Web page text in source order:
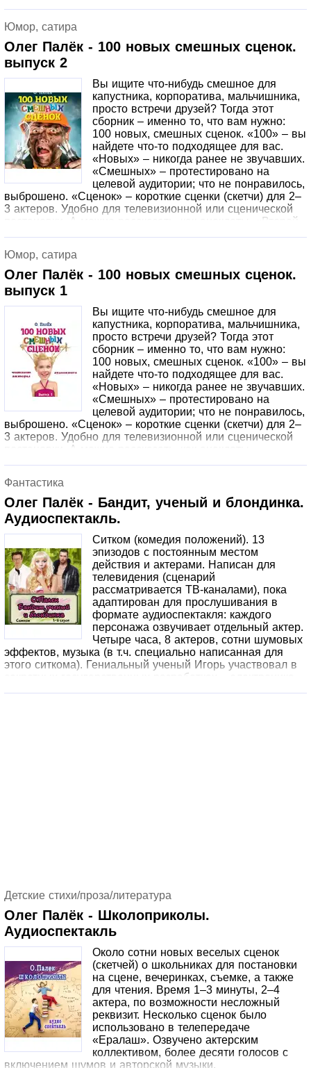
Юмор, сатира
Олег Палёк - 100 новых смешных сценок.
выпуск 2
Вы ищите что-нибудь смешное для
капустника, корпоратива, мальчишника,
просто встречи друзей? Тогда этот
сборник – именно то, что вам нужно:
100 новых, смешных сценок. «100» – вы
найдете что-то подходящее для вас.
«Новых» – никогда ранее не звучавших.
«Смешных» – протестировано на
целевой аудитории; что не понравилось,
выброшено. «Сценок» – короткие сценки (скетчи) для 2–
3 актеров. Удобно для телевизионной или сценической
постановки. А можно рассказать, как анекдоты. «Второй
современные, не требующие сложных декораций.
Слушайте и улыбайтесь!
Юмор, сатира
Олег Палёк - 100 новых смешных сценок.
выпуск 1
Вы ищите что-нибудь смешное для
капустника, корпоратива, мальчишника,
просто встречи друзей? Тогда этот
сборник – именно то, что вам нужно:
100 новых, смешных сценок. «100» – вы
найдете что-то подходящее для вас.
«Новых» – никогда ранее не звучавших.
«Смешных» – протестировано на
целевой аудитории; что не понравилось,
выброшено. «Сценок» – короткие сценки (скетчи) для 2–
3 актеров. Удобно для телевизионной или сценической
постановки. А можно рассказать, как анекдоты. –
теме. Темы большей частью современные, не
требующие сложных декораций. Слушайте и
улыбайтесь!
Фантастика
Олег Палёк - Бандит, ученый и блондинка.
Аудиоспектакль.
Ситком (комедия положений). 13
эпизодов с постоянным местом
действия и актерами. Написан для
телевидения (сценарий
рассматривается ТВ-каналами), пока
адаптирован для прослушивания в
формате аудиоспектакля: каждого
персонажа озвучивает отдельный актер.
Четыре часа, 8 актеров, сотни шумовых
эффектов, музыка (в т.ч. специально написанная для
этого ситкома). Гениальный ученый Игорь участвовал в
секретных государственных разработках – электроника,
Детские стихи/проза/литература
Олег Палёк - Школоприколы.
Аудиоспектакль
Около сотни новых веселых сценок
(скетчей) о школьниках для постановки
на сцене, вечеринках, съемке, а также
для чтения. Время 1–3 минуты, 2–4
актера, по возможности несложный
реквизит. Несколько сценок было
использовано в телепередаче
«Ералаш». Озвучено актерским
коллективом, более десяти голосов с
включением шумов и авторской музыки.